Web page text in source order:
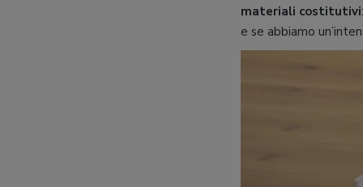
materiali costitutivi
e se abbiamo